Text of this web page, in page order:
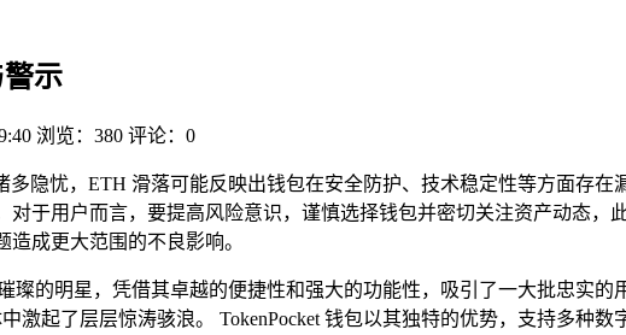
示
浏览：380 评论：0
多隐忧，ETH 滑落可能反映出钱包在安全防护、技术稳定性等方面存在
于用户而言，要提高风险意识，谨慎选择钱包并密切关注资产动态，
成更大范围的不良影响。
璨的明星，凭借其卓越的便捷性和强大的功能性，吸引了一大批忠实的
起了层层惊涛骇浪。 TokenPocket 钱包以其独特的优势，支持多种